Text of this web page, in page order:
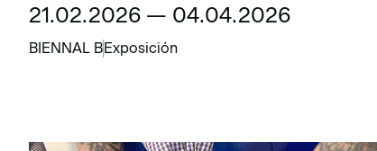
21.02.2026 — 04.04.2026
BIENNAL BExposición